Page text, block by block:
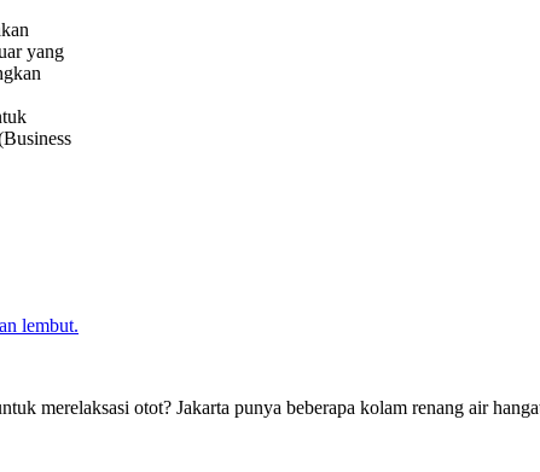
yang
merelaksasi otot? Jakarta punya beberapa kolam renang air